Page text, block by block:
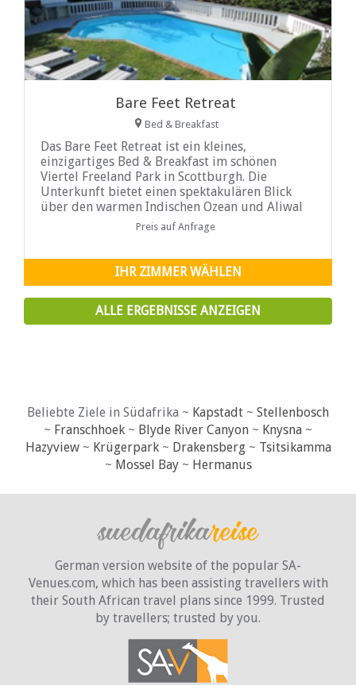
Bare Feet Retreat
Bed & Breakfast
Das Bare Feet Retreat ist ein kleines,
einzigartiges Bed & Breakfast im schönen
Viertel Freeland Park in Scottburgh. Die
Unterkunft bietet einen spektakulären Blick
über den warmen Indischen Ozean und Aliwal
Shoal, einen der zehn besten Tauchplätze der
Welt. Die charmante Küstenstadt Scottburgh
an der malerischen Südküste von KwaZulu
Natal...
Preis auf Anfrage
IHR ZIMMER WÄHLEN
ALLE ERGEBNISSE ANZEIGEN
Beliebte Ziele in Südafrika ~ Kapstadt ~ Stellenbosch
~ Franschhoek ~ Blyde River Canyon ~ Knysna ~
Hazyview~ Krügerpark~ Drakensberg~ Tsitsikamma
~ Mossel Bay~ Hermanus
German version website of the popular SA-
Venues.com, which has been assisting travellers with
their South African travel plans since 1999. Trusted
by travellers; trusted by you.